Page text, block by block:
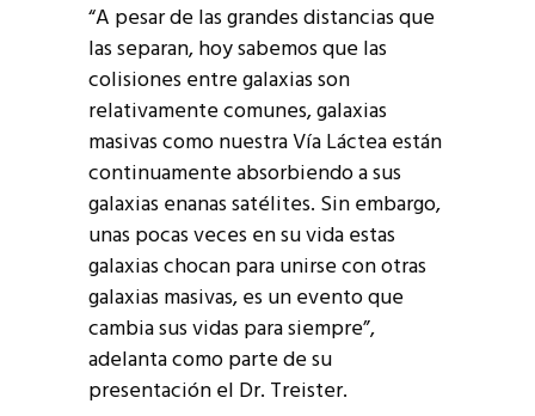
“A pesar de las grandes distancias que
las separan, hoy sabemos que las
colisiones entre galaxias son
relativamente comunes, galaxias
masivas como nuestra Vía Láctea están
continuamente absorbiendo a sus
galaxias enanas satélites. Sin embargo,
unas pocas veces en su vida estas
galaxias chocan para unirse con otras
galaxias masivas, es un evento que
cambia sus vidas para siempre”,
adelanta como parte de su
presentación el Dr. Treister.